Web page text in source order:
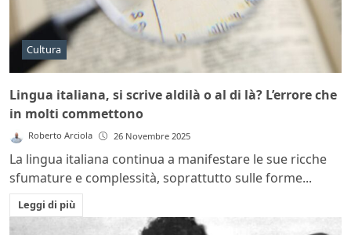
Cultura
Lingua italiana, si scrive aldilà o al di là? L’errore che
in molti commettono
Roberto Arciola 26 Novembre 2025
La lingua italiana continua a manifestare le sue ricche
sfumature e complessità, soprattutto sulle forme...
Leggi di più